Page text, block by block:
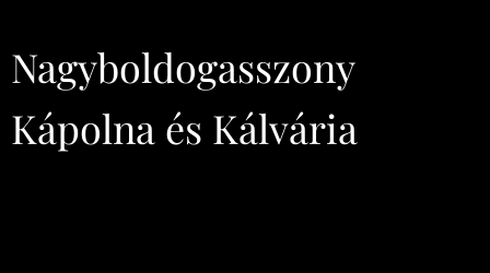
Nagyboldogasszony
Kápolna és Kálvária